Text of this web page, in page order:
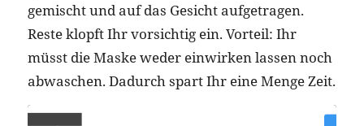
gemischt und auf das Gesicht aufgetragen.
Reste klopft Ihr vorsichtig ein. Vorteil: Ihr
müsst die Maske weder einwirken lassen noch
abwaschen. Dadurch spart Ihr eine Menge Zeit.